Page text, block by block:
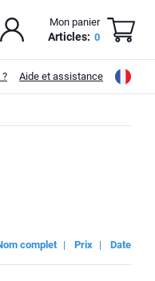
Mon panier
Articles: 0
Aide et assistance
complet | Prix | Date